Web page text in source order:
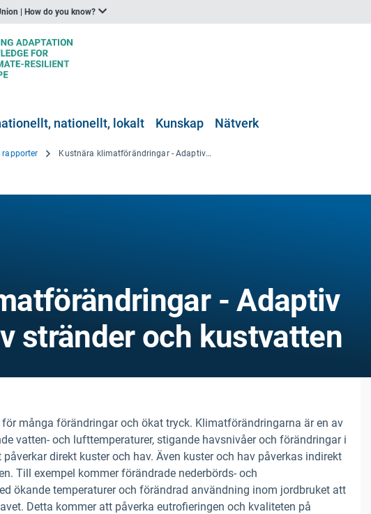
| How do you know?
nationellt, lokalt Kunskap Nätverk
rapporter Kustnära klimatförändringar - Adaptiv förvaltning av stränder och kustvatten
- Adaptiv
stränder och kustvatten
många förändringar och ökat tryck. Klimatförändringarna är en av
vatten- och lufttemperaturer, stigande havsnivåer och förändringar i
direkt kuster och hav. Även kuster och hav påverkas indirekt
Till exempel kommer förändrade nederbörds- och
ökande temperaturer och förändrad användning inom jordbruket att
Detta kommer att påverka eutrofieringen och kvaliteten på